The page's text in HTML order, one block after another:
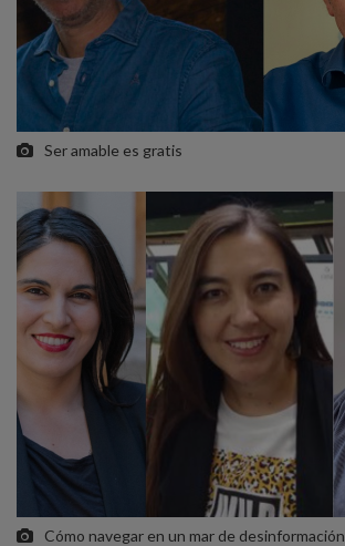
Ser amable es gratis
Cómo navegar en un mar de desinformación